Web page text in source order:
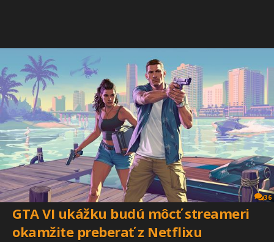
36
GTA VI ukážku budú môcť streameri
okamžite preberať z Netflixu